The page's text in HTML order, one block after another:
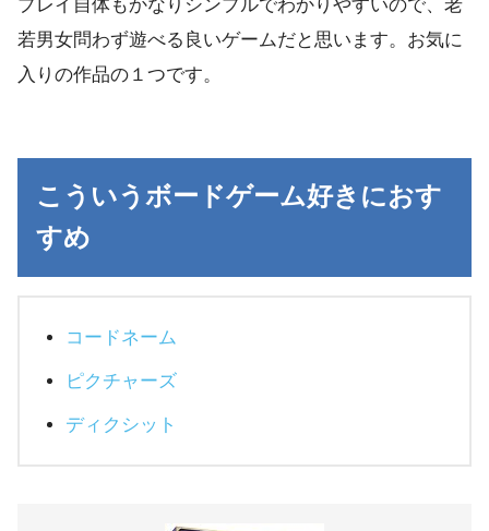
プレイ自体もかなりシンプルでわかりやすいので、老
若男女問わず遊べる良いゲームだと思います。お気に
入りの作品の１つです。
こういうボードゲーム好きにおす
すめ
コードネーム
ピクチャーズ
ディクシット